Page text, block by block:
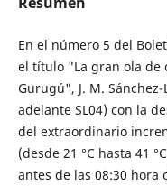
En el número 5 del
el título "La gran ola de
Gurugú", J. M.
adelante SL04) con la
del extraordinario
(desde 21 °C hasta 41
antes de las 08:30 hora